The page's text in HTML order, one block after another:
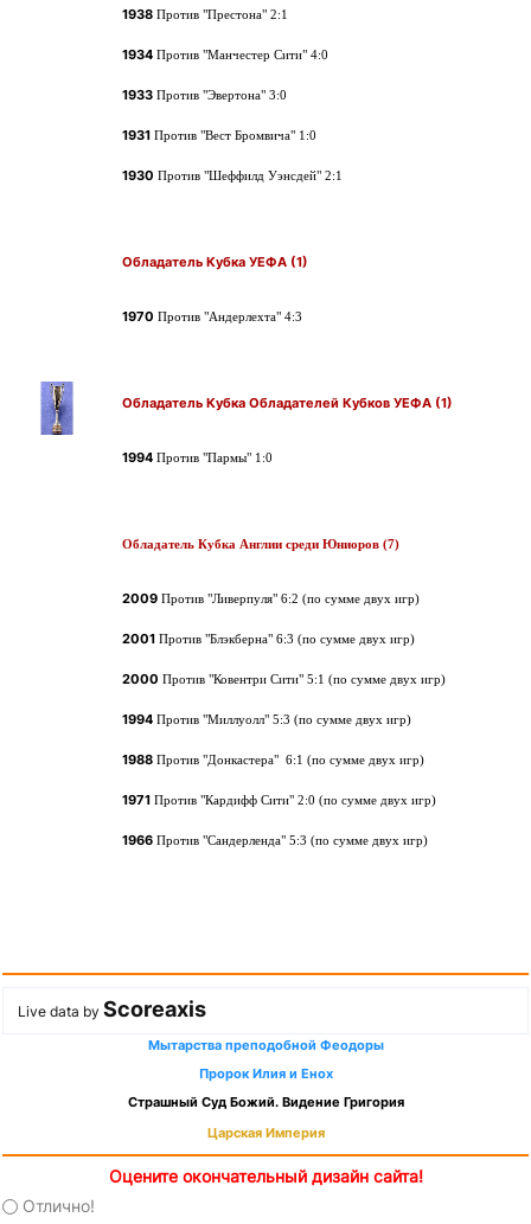
1938 Против "Престона" 2:1
1934 Против "Манчестер Сити" 4:0
1933 Против "Эвертона" 3:0
1931 Против "Вест Бромвича" 1:0
1930 Против "Шеффилд Уэнсдей" 2:1
Обладатель Кубка УЕФА (1)
1970 Против "Андерлехта" 4:3
Обладатель Кубка Обладателей Кубков УЕФА (1)
1994 Против "Пармы" 1:0
Обладатель Кубка Англии среди Юниоров (7)
2009 Против "Ливерпуля" 6:2 (по сумме двух игр)
2001 Против "Блэкберна" 6:3 (по сумме двух игр)
2000 Против "Ковентри Сити" 5:1 (по сумме двух игр)
1994 Против "Миллуолл" 5:3 (по сумме двух игр)
1988 Против "Донкастера" 6:1 (по сумме двух игр)
1971 Против "Кардифф Сити" 2:0 (по сумме двух игр)
1966 Против "Сандерленда" 5:3 (по сумме двух игр)
Live data by Scoreaxis
Мытарства преподобной Феодоры
Пророк Илия и Енох
Страшный Суд Божий. Видение Григория
Царская Империя
Оцените окончательный дизайн сайта!
Отлично!